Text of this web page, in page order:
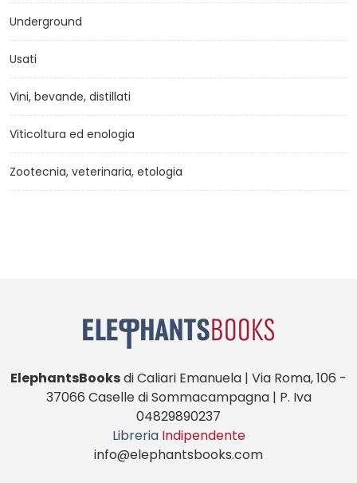
Underground
Usati
Vini, bevande, distillati
Viticoltura ed enologia
Zootecnia, veterinaria, etologia
ElephantsBooksdi Caliari Emanuela | Via Roma, 106 -
37066 Caselle di Sommacampagna | P. Iva
04829890237
Libreria Indipendente
info@elephantsbooks.com